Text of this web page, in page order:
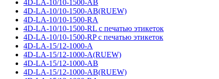
4D-LA-10/10-1500-AB
4D-LA-10/10-1500-AB(RUEW)
4D-LA-10/10-1500-RA
4D-LA-10/10-1500-RL с печатью этикеток
4D-LA-10/10-1500-RP с печатью этикеток
4D-LA-15/12-1000-A
4D-LA-15/12-1000-A(RUEW)
4D-LA-15/12-1000-AB
4D-LA-15/12-1000-AB(RUEW)